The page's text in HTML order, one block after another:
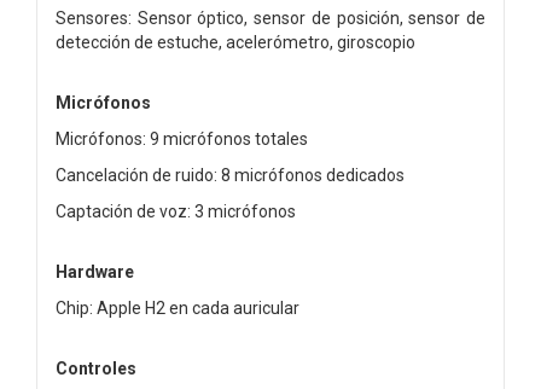
Sensores: Sensor óptico, sensor de posición, sensor de
detección de estuche, acelerómetro, giroscopio
Micrófonos
Micrófonos: 9 micrófonos totales
Cancelación de ruido: 8 micrófonos dedicados
Captación de voz: 3 micrófonos
Hardware
Chip: Apple H2 en cada auricular
Controles